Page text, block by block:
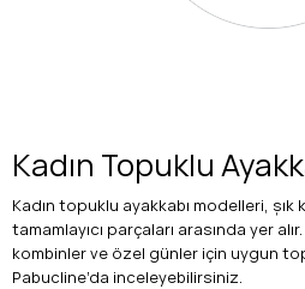
Kadın Topuklu
Kadın topuklu ayakkabı modelleri,
tamamlayıcı parçaları arasında yer
kombinler ve özel günler için uygun
Pabucline’da inceleyebilirsiniz.